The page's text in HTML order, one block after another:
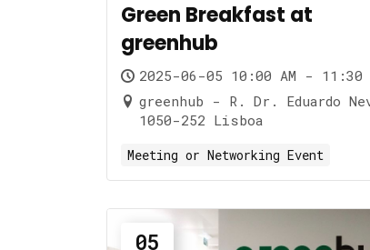
Green Breakfast at
greenhub
2025-06-05 10:00 AM - 11:30
greenhub - R. Dr. Eduardo
1050-252 Lisboa
Meeting or Networking Event
05